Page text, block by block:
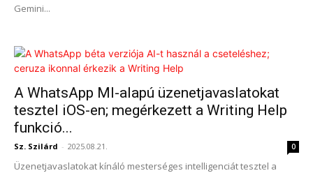
Gemini...
A WhatsApp MI-alapú üzenetjavaslatokat
tesztel iOS-en; megérkezett a Writing Help
funkció...
Sz. Szilárd - 2025.08.21. 0
Üzenetjavaslatokat kínáló mesterséges intelligenciát tesztel a